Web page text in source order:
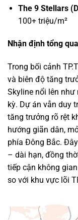
The 9 Stellars
100+ triệu/m²
Nhận định tổng
Trong bối cảnh
và biên độ tăng
Skyline nổi lên
kỳ. Dự án vẫn duy
tăng trưởng rõ rệt
hướng giãn dân,
phía Đông Bắc.
– dài hạn, đồng
tiếp cận không
so với khu vực lõi